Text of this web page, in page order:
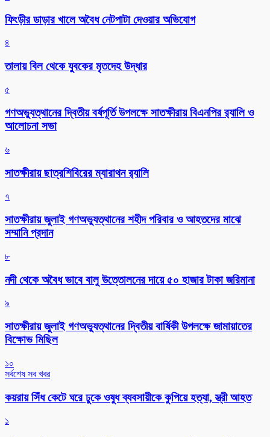
ফিংড়ীর ডাড়ার খালে অবৈধ নেটপাটা দেওয়ার অভিযোগ
৪
তালায় বিল থেকে যুবকের মৃতদেহ উদ্ধার
৫
গণঅভ্যুত্থানের দ্বিতীয় বর্ষপূর্তি উপলক্ষে সাতক্ষীরায় বিএনপির র‌্যালি ও
আলোচনা সভা
৬
সাতক্ষীরায় ছাত্রশিবিরের ম্যারাথন র‌্যালি
৭
সাতক্ষীরায় জুলাই গণঅভ্যুত্থানের শহীদ পরিবার ও আহতদের মাঝে
সম্মানি প্রদান
৮
নদী থেকে অবৈধ ভাবে বালু উত্তোলনের দায়ে ৫০ হাজার টাকা জরিমানা
৯
সাতক্ষীরায় জুলাই গণঅভ্যুত্থানের দ্বিতীয় বার্ষিকী উপলক্ষে জামায়াতের
বিক্ষোভ মিছিল
১০
সর্বশেষ সব খবর
কয়রায় সিঁধ কেটে ঘরে ঢুকে ওষুধ ব্যবসায়ীকে কুপিয়ে হত্যা, স্ত্রী আহত
১